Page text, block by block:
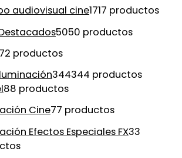
audiovisual cine1717 productos
5050 productos
72 productos
344344 productos
88 productos
Cine77 productos
Efectos Especiales FX33